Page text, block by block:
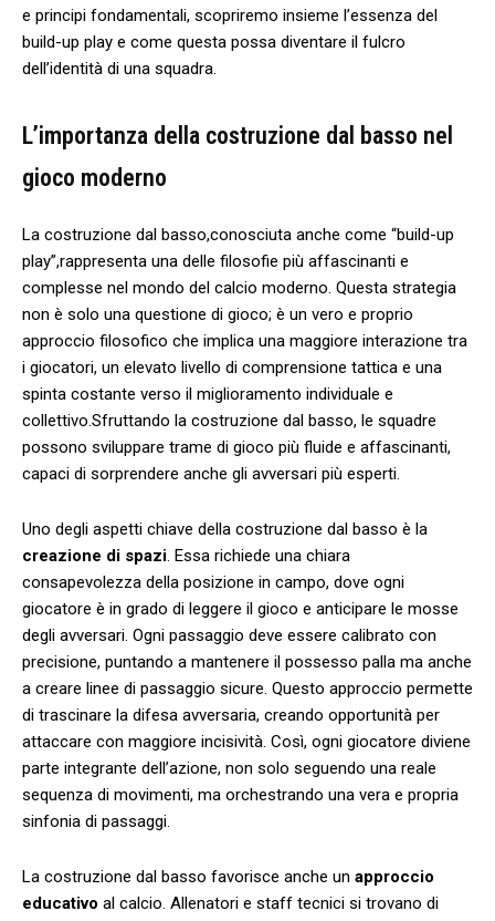
e principi fondamentali, scopriremo ​insieme l’essenza del
build-up play e ‌come questa ⁤possa diventare⁢ il fulcro ​
dell’identità di una squadra.
L’importanza della costruzione dal basso nel
gioco ⁢moderno
La costruzione​ dal basso,conosciuta anche‌ come “build-up‍
play”,rappresenta una delle⁤ filosofie più affascinanti e
‌complesse ‍nel mondo del ⁣calcio moderno. Questa strategia
non ⁣è solo una questione di gioco; ‍è ⁤un vero e ‍proprio
approccio filosofico che implica una ⁣maggiore interazione tra
i giocatori, un elevato ⁤livello di⁢ comprensione ‌tattica e una
spinta costante verso il miglioramento individuale ⁤e
collettivo.Sfruttando la costruzione dal basso, ​le squadre
possono sviluppare ⁣trame di gioco più fluide e affascinanti, ​
capaci di sorprendere⁤ anche gli avversari ​più​ esperti.
Uno degli aspetti⁤ chiave della costruzione dal ⁣basso è la
creazione‍ di spazi . Essa richiede⁤ una chiara
consapevolezza della posizione in⁤ campo, ​dove⁢ ogni
giocatore è in⁤ grado di leggere il gioco ⁢e anticipare le mosse
degli avversari. Ogni passaggio deve essere calibrato con
precisione, ⁣puntando a mantenere il possesso palla ma anche​
a creare linee di passaggio sicure. Questo approccio permette
di trascinare la difesa avversaria, creando opportunità per
attaccare con ⁢maggiore incisività. Così, ogni‌ giocatore diviene
parte integrante dell’azione, non solo seguendo‍ una⁣ reale‍
sequenza⁢ di movimenti, ma​ orchestrando una⁢ vera e propria
sinfonia di passaggi.
La ⁢costruzione dal basso favorisce anche un approccio
educativo al calcio. Allenatori e staff tecnici si trovano di ​